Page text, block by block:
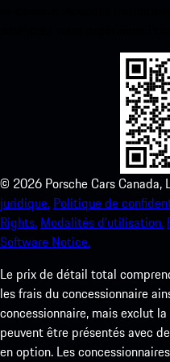
© 2026 Porsche Cars Canada,
juridique. Politique de
Rights. Modalités d’utilisation.
Software Notice.
Le prix de détail total
les frais du concessionnaire
concessionnaire, mais exclut
peuvent être présentés avec
en option. Les